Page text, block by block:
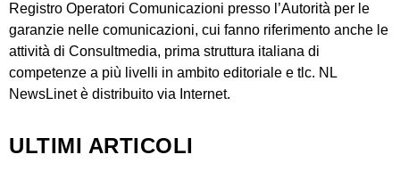
Registro Operatori Comunicazioni presso l’Autorità per le
garanzie nelle comunicazioni, cui fanno riferimento anche le
attività di Consultmedia, prima struttura italiana di
competenze a più livelli in ambito editoriale e tlc. NL
NewsLinet è distribuito via Internet.
ULTIMI ARTICOLI